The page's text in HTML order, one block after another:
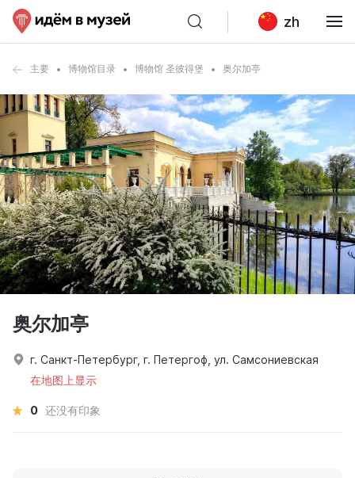
zh
主要 博物馆目录 博物馆 圣彼得堡 奥尔加亭
奥尔加亭
г. Санкт-Петербург, г. Петергоф, ул. Самсониевская
在地图上显示
0 还没有印象